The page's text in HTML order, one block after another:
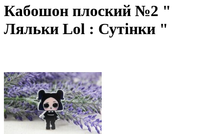
Кабошон плоский №2 "
Ляльки Lol : Сутінки "